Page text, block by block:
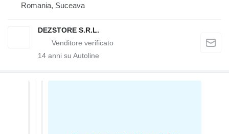
Romania, Suceava
DEZSTORE S.R.L.
14 anni su Autoline